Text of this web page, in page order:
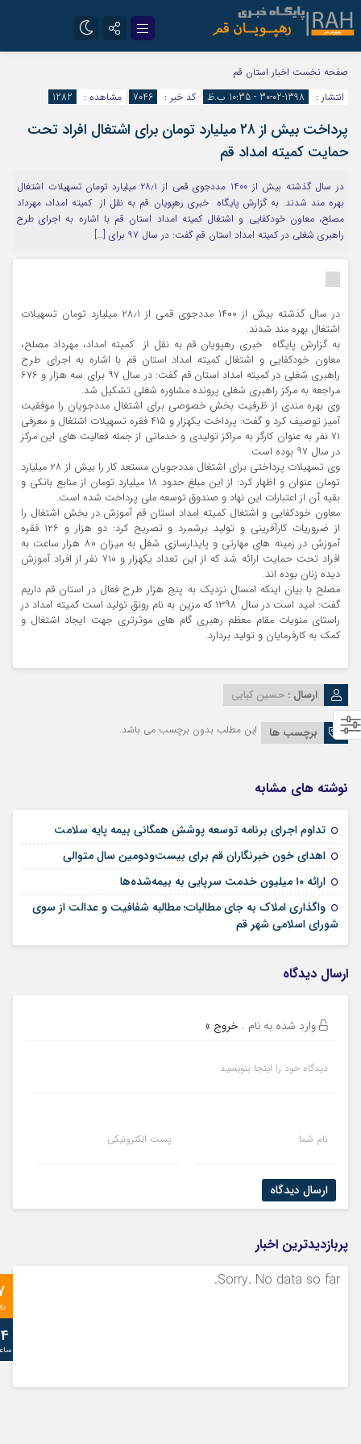
تلگرام
ایتا
صفحه نخست اخبار استان قم
انتشار :
1398-02-30 - 10:35 ب.ظ کد خبر : 7046 مشاهده : 1282
پرداخت بیش از ۲۸ میلیارد تومان برای اشتغال افراد تحت
حمایت کمیته امداد قم
در سال گذشته بیش از ۱۴۰۰ مددجوی قمی از ۲۸٫۱ میلیارد تومان تسهیلات اشتغال
بهره مند شدند. به گزارش پایگاه خبری رهپویان قم به نقل از کمیته امداد، مهرداد
مصلح، معاون خودکفایی و اشتغال کمیته امداد استان قم با اشاره به اجرای طرح
راهبری شغلی در کمیته امداد استان قم گفت: در سال ۹۷ برای […]
در سال گذشته بیش از ۱۴۰۰ مددجوی قمی از ۲۸٫۱ میلیارد تومان تسهیلات
اشتغال بهره مند شدند.
به گزارش پایگاه خبری رهپویان قم به نقل از کمیته امداد، مهرداد مصلح،
معاون خودکفایی و اشتغال کمیته امداد استان قم با اشاره به اجرای طرح
راهبری شغلی در کمیته امداد استان قم گفت: در سال ۹۷ برای سه هزار و ۶۷۶
مراجعه به مرکز راهبری شغلی پرونده مشاوره شغلی تشکیل شد.
وی بهره مندی از ظرفیت بخش خصوصی برای اشتغال مددجویان را موفقیت
آمیز توصیف کرد و گفت: پرداخت یکهزار و ۴۱۵ فقره تسهیلات اشتغال و معرفی
۷۱ نفر به عنوان کارگر به مراکز تولیدی و خدماتی از جمله فعالیت های این مرکز
در سال ۹۷ بوده است.
وی تسهیلات پرداختی برای اشتغال مددجویان مستعد کار را بیش از ۲۸ میلیارد
تومان عنوان و اظهار کرد: از این مبلغ حدود ۱۸ میلیارد تومان از منابع بانکی و
بقیه آن از اعتبارات این نهاد و صندوق توسعه ملی پرداخت شده است.
معاون خودکفایی و اشتغال کمیته امداد استان قم آموزش در بخش اشتغال را
از ضروریات کارآفرینی و تولید برشمرد و تصریح کرد: دو هزار و ۱۲۶ فقره
آموزش در زمینه های مهارتی و پایدارسازی شغل به میزان ۸۰ هزار ساعت به
افراد تحت حمایت ارائه شد که از این تعداد یکهزار و ۷۱۰ نفر از افراد آموزش
دیده زنان بوده اند.
مصلح با بیان اینکه امسال نزدیک به پنج هزار طرح فعال در استان قم داریم
گفت: امید است در سال ۱۳۹۸ که مزین به نام رونق تولید است کمیته امداد در
راستای منویات مقام معظم رهبری گام های موثرتری جهت ایجاد اشتغال و
کمک به کارفرمایان و تولید بردارد.
ارسال : حسین کبابی
برچسب ها این مطلب بدون برچسب می باشد.
نوشته های مشابه
تداوم اجرای برنامه توسعه پوشش همگانی بیمه پایه سلامت
اهدای خون خبرنگاران قم برای بیست‌ودومین سال متوالی
اراِئه ۱۰ میلیون خدمت سرپایی به بیمه‌شده‌ها
واگذاری املاک به جای مطالبات؛ مطالبه شفافیت و عدالت از سوی
شورای اسلامی شهر قم
ارسال دیدگاه
وارد شده به نام . خروج »
دیدگاه خود را اینجا بنویسید
نام شما پست الکترونیکی
ارسال دیدگاه
پربازدیدترین اخبار
Sorry. No data so far.